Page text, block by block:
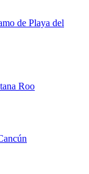
de Playa del
Roo